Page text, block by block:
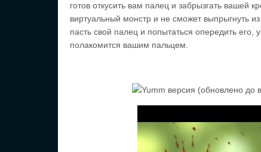
готов откусить вам палец и забрызгать вашей
виртуальный монстр и не сможет выпрыгнуть
пасть свой палец и попытаться опередить
полакомится вашим пальцем.